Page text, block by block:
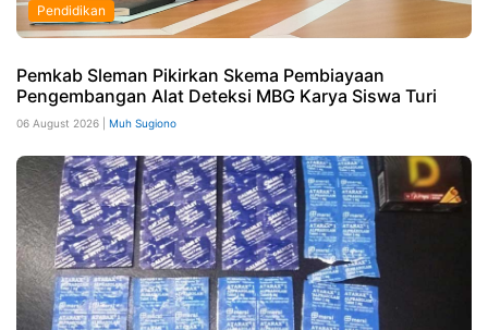
Pendidikan
Pemkab Sleman Pikirkan Skema Pembiayaan
Pengembangan Alat Deteksi MBG Karya Siswa Turi
06 August 2026 | Muh Sugiono